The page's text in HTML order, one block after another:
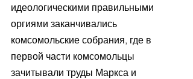
идеологическими правильными
оргиями заканчивались
комсомольские собрания, где в
первой части комсомольцы
зачитывали труды Маркса и